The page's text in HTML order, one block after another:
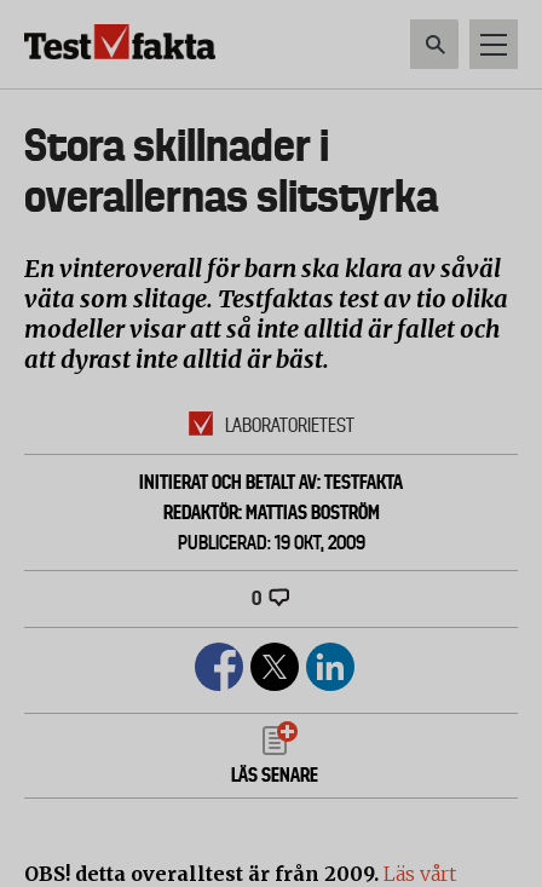
Huvudmeny
ny
Stora skillnader i
overallernas slitstyrka
En vinteroverall för barn ska klara av såväl
väta som slitage. Testfaktas test av tio olika
modeller visar att så inte alltid är fallet och
att dyrast inte alltid är bäst.
LABORATORIETEST
INITIERAT OCH BETALT AV: TESTFAKTA
REDAKTÖR: MATTIAS BOSTRÖM
PUBLICERAD: 19 OKT, 2009
0
LÄS SENARE
OBS! detta overalltest är från 2009. Läs vårt